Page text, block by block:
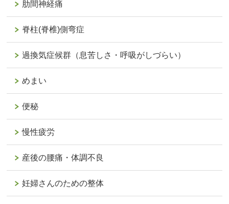
肋間神経痛
脊柱(脊椎)側弯症
過換気症候群（息苦しさ・呼吸がしづらい）
めまい
便秘
慢性疲労
産後の腰痛・体調不良
妊婦さんのための整体